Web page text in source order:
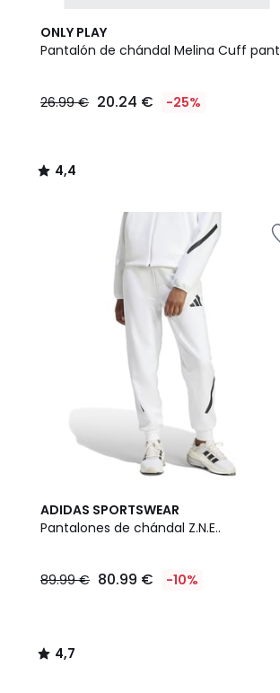
ONLY PLAY
Pantalón de chándal Melina Cuff pant
€
26.99
26.99 € 20.24 € -25%
4,4
/ 5
4,4
/
ADIDAS SPORTSWEAR
Pantalones de chándal Z.N.E..
89.99 € 80.99 € -10%
4,7
/ 5
4,7
/